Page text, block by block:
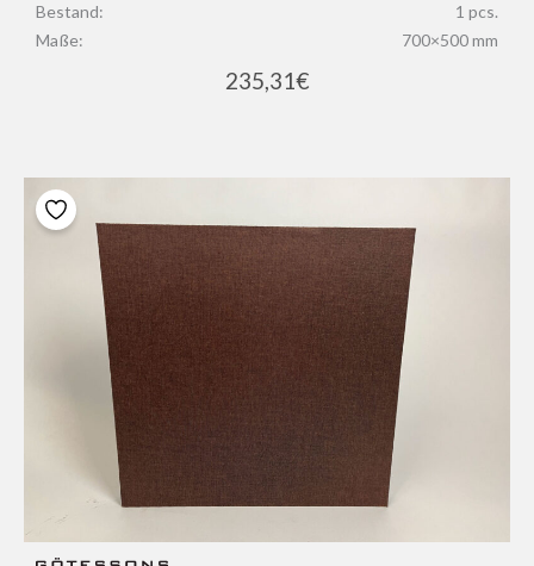
Bestand:
1 pcs.
Maße:
700×500 mm
235,31€